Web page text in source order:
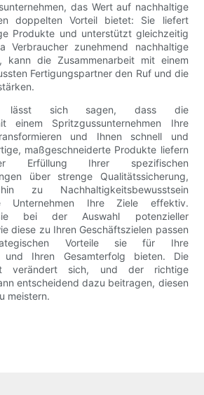
das Wert auf nachhaltige
doppelten Vorteil bietet: Sie liefert
Produkte und unterstützt gleichzeitig
Verbraucher zunehmend nachhaltige
kann die Zusammenarbeit mit einem
Fertigungspartner den Ruf und die
lässt sich sagen, dass die
einem Spritzgussunternehmen Ihre
und Ihnen schnell und
maßgeschneiderte Produkte liefern
Erfüllung Ihrer spezifischen
über strenge Qualitätssicherung,
zu Nachhaltigkeitsbewusstsein
Unternehmen Ihre Ziele effektiv.
bei der Auswahl potenzieller
diese zu Ihren Geschäftszielen passen
Vorteile sie für Ihre
und Ihren Gesamterfolg bieten. Die
verändert sich, und der richtige
entscheidend dazu beitragen, diesen
meistern.